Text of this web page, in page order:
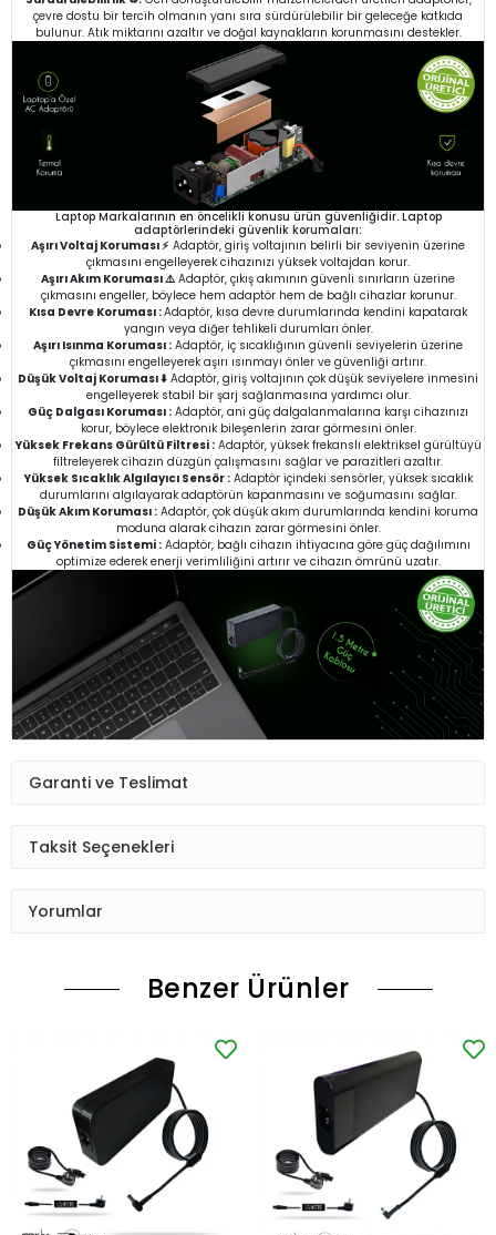
çevre dostu bir tercih olmanın yanı sıra sürdürülebilir bir geleceğe katkıda
bulunur. Atık miktarını azaltır ve doğal kaynakların korunmasını destekler.
Laptop Markalarının en öncelikli konusu ürün güvenliğidir. Laptop
adaptörlerindeki güvenlik korumaları:
Aşırı Voltaj Koruması ⚡ Adaptör, giriş voltajının belirli bir seviyenin üzerine
çıkmasını engelleyerek cihazınızı yüksek voltajdan korur.
Aşırı Akım Koruması ⚠️Adaptör, çıkış akımının güvenli sınırların üzerine
çıkmasını engeller, böylece hem adaptör hem de bağlı cihazlar korunur.
Kısa Devre Koruması :Adaptör, kısa devre durumlarında kendini kapatarak
yangın veya diğer tehlikeli durumları önler.
Aşırı Isınma Koruması : Adaptör, iç sıcaklığının güvenli seviyelerin üzerine
çıkmasını engelleyerek aşırı ısınmayı önler ve güvenliği artırır.
Düşük Voltaj Koruması ⬇️ Adaptör, giriş voltajının çok düşük seviyelere inmesini
engelleyerek stabil bir şarj sağlanmasına yardımcı olur.
Güç Dalgası Koruması : Adaptör, ani güç dalgalanmalarına karşı cihazınızı
korur, böylece elektronik bileşenlerin zarar görmesini önler.
Yüksek Frekans Gürültü Filtresi :Adaptör, yüksek frekanslı elektriksel gürültüyü
filtreleyerek cihazın düzgün çalışmasını sağlar ve parazitleri azaltır.
Yüksek Sıcaklık Algılayıcı Sensör :Adaptör içindeki sensörler, yüksek sıcaklık
durumlarını algılayarak adaptörün kapanmasını ve soğumasını sağlar.
Düşük Akım Koruması : Adaptör, çok düşük akım durumlarında kendini koruma
moduna alarak cihazın zarar görmesini önler.
Güç Yönetim Sistemi :Adaptör, bağlı cihazın ihtiyacına göre güç dağılımını
optimize ederek enerji verimliliğini artırır ve cihazın ömrünü uzatır.
Garanti ve Teslimat
Taksit Seçenekleri
Yorumlar
Benzer Ürünler